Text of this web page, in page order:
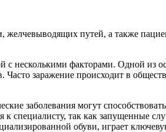
путей, а также
с несколькими факторами. Одной
Часто заражение происходит в
заболевания могут
специалисту, так как запущенные
обуви, играет